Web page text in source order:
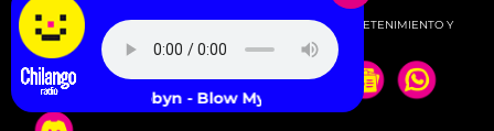
© 2026 SOPITAS.COM - MÚSICA, NOTICIAS, DEPORTES, ENTRETENIMIENTO Y
MÁS!.
Robyn - Blow My Mind